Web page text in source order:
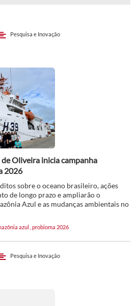
Pesquisa e Inovação
Oliveira inicia campanha
2026
sobre o oceano brasileiro, ações
de longo prazo e ampliarão o
Azul e as mudanças ambientais no
azul probioma 2026
Pesquisa e Inovação